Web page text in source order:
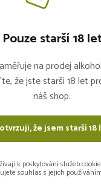
Vložit do košíku
Pouze starší 18
na prodej
že jste starší 18 let
náš shop.
že jsem starší 18
k poskytování služeb
souhlas s jejich